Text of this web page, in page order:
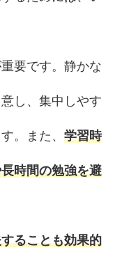
要です。静かな
し、集中しやす
。また、 学習時
時間の勉強を避
ることも効果的